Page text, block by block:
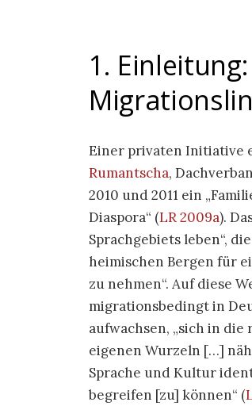
1.
Einer privaten Initiative
Rumantscha,
2010 und 2011 ein
Diaspora“ (LR 2009a).
Sprachgebiets leben“,
heimischen Bergen für
zu nehmen“. Auf diese
migrationsbedingt in
aufwachsen, „sich in
eigenen Wurzeln […]
Sprache und Kultur
begreifen [zu] können“ (